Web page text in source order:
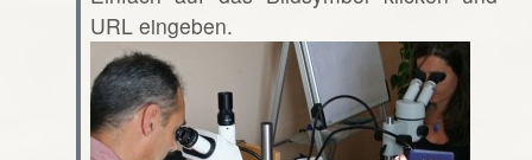
URL eingeben.